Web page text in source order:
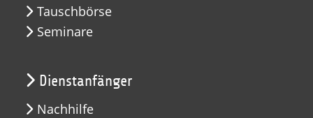
Tauschbörse
Seminare
Dienstanfänger
Nachhilfe